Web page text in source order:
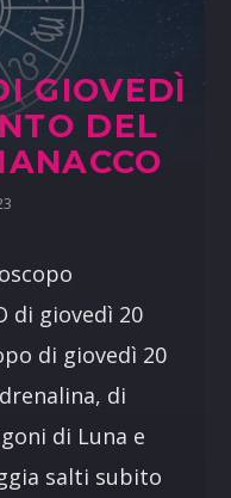
GIOVEDÌ
DEL
di giovedì 20
di giovedì 20
di
di Luna e
salti subito